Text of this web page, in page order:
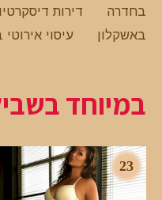
בחדרה
דירות
באשקלון
עיסוי אירוטי
במיוחד
23